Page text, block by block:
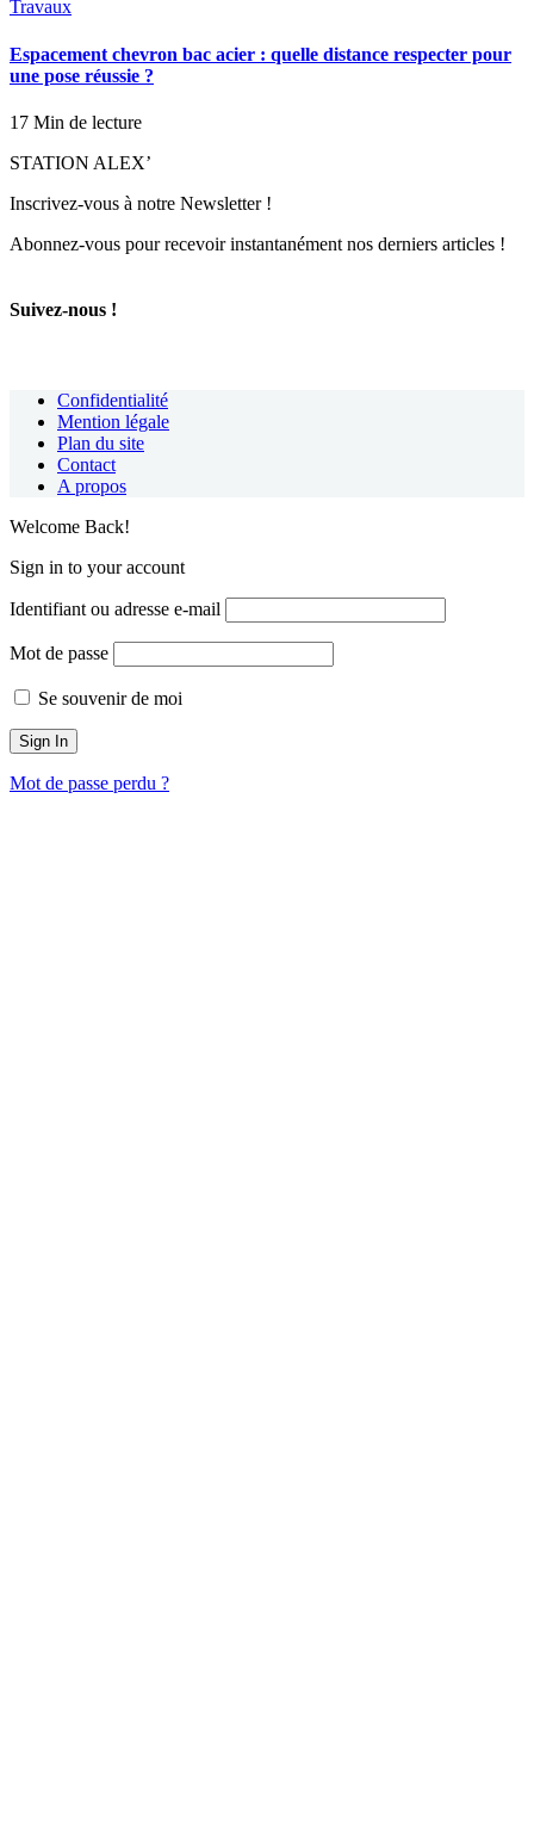
Travaux
Espacement chevron bac acier : quelle distance respecter pour
une pose réussie ?
17 Min de lecture
STATION ALEX’
Inscrivez-vous à notre Newsletter !
Abonnez-vous pour recevoir instantanément nos derniers articles !
Suivez-nous !
Confidentialité
Mention légale
Plan du site
Contact
A propos
Welcome Back!
Sign in to your account
Identifiant ou adresse e-mail
Mot de passe
Se souvenir de moi
Mot de passe perdu ?